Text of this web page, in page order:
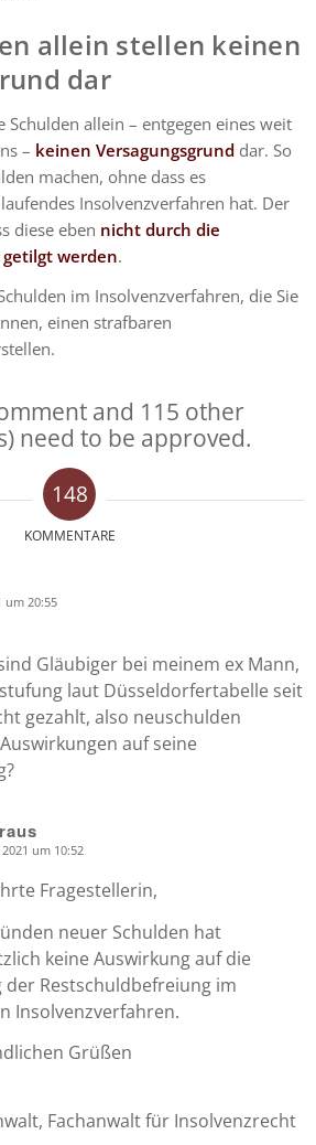
allein stellen keinen
dar
Schulden allein – entgegen eines weit
– keinen Versagungsgrund dar. So
machen, ohne dass es
Insolvenzverfahren hat. Der
diese eben nicht durch die
werden.
im Insolvenzverfahren, die Sie
einen strafbaren
and 115 other
need to be approved.
148
KOMMENTARE
um 20:55
Gläubiger bei meinem ex Mann,
laut Düsseldorfertabelle seit
gezahlt, also neuschulden
auf seine
um 10:52
Fragestellerin,
neuer Schulden hat
keine Auswirkung auf die
der Restschuldbefreiung im
Insolvenzverfahren.
Grüßen
Fachanwalt für Insolvenzrecht